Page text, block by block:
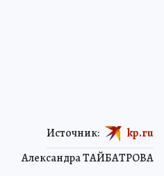
Александра ТАЙБАТРОВА
Источник: kp.ru